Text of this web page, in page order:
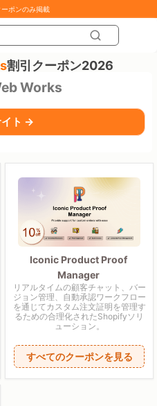
ポンのみ掲載
割引クーポン2026
Works
ト →
Iconic Product Proof
Manager
リアルタイムの顧客チャット、バー
ジョン管理、自動承認ワークフロー
を通じてカスタム注文証明を管理す
るための合理化されたShopifyソリ
ューション。
すべてのクーポンを見る